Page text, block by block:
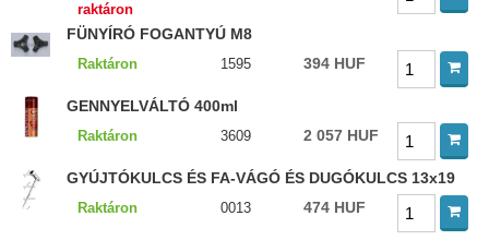
raktáron
FÜNYÍRÓ FOGANTYÚ M8
Raktáron 1595 394 HUF
GENNYELVÁLTÓ 400ml
Raktáron 3609 2 057 HUF
GYÚJTÓKULCS ÉS FA-VÁGÓ ÉS DUGÓKULCS 13x19
Raktáron 0013 474 HUF